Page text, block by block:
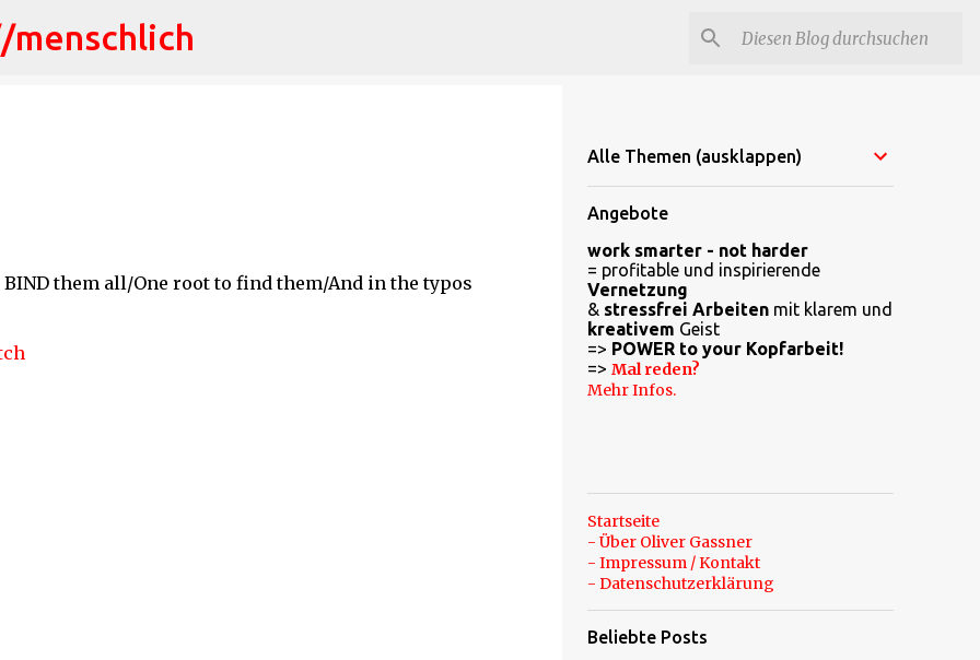
Direkt zum Hauptbereich
menschlich
them all/One root to find them/And in the typos
Alle Themen (ausklappen)
Angebote
work smarter - not harder
= profitable und inspirierende
Vernetzung
& stressfrei Arbeitenmit klarem und
kreativem Geist
=> POWER to your Kopfarbeit!
=> Mal reden?
Mehr Infos.
Startseite
- Über Oliver Gassner
- Impressum / Kontakt
- Datenschutzerklärung
Beliebte Posts